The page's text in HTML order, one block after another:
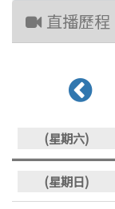
直播歷程